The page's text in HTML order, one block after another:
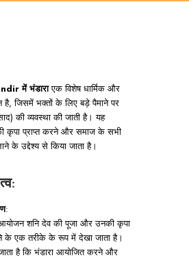
में भंडाराएक विशेष धार्मिक और
है, जिसमें भक्तों के लिए बड़े पैमाने पर
की व्यवस्था की जाती है। यह
कृपा प्राप्त करने और समाज के सभी
के उद्देश्य से किया जाता है।
:
:
शनि देव की पूजा और उनकी कृपा
के एक तरीके के रूप में देखा जाता है।
है कि भंडारा आयोजित करने और